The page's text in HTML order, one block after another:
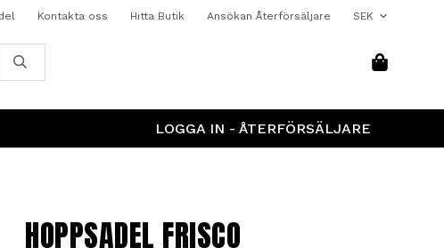
Kontakta oss Hitta Butik Ansökan Återförsäljare
LOGGA IN - ÅTERFÖRSÄLJARE
HOPPSADEL FRISCO